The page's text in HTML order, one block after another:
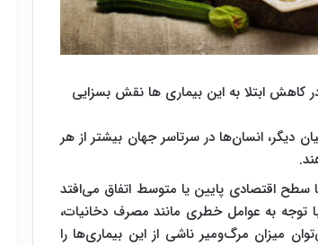
ابتلا به این بیماری ها نقش بسزایی
دیگر، انسان‌ها در سرتاسر جهان بیشتر از هر
اقتصادی پایین یا متوسط اتفاق می‌افتد
توجه به عوامل خطری مانند مصرف دخانیات،
میزان مرگ‌ومیر ناشی از این بیماری‌ها را